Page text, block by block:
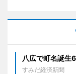
八広で町名誕
すみだ経済新聞